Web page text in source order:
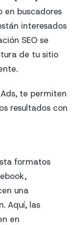
en buscadores
interesados
SEO se
de tu sitio
te permiten
resultados con
formatos
una
Aquí, las
en